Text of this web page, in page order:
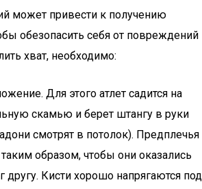
может привести к получению
обезопасить себя от повреждений
хват, необходимо:
Для этого атлет садится на
скамью и берет штангу в руки
смотрят в потолок). Предплечья
образом, чтобы они оказались
другу. Кисти хорошо напрягаются под